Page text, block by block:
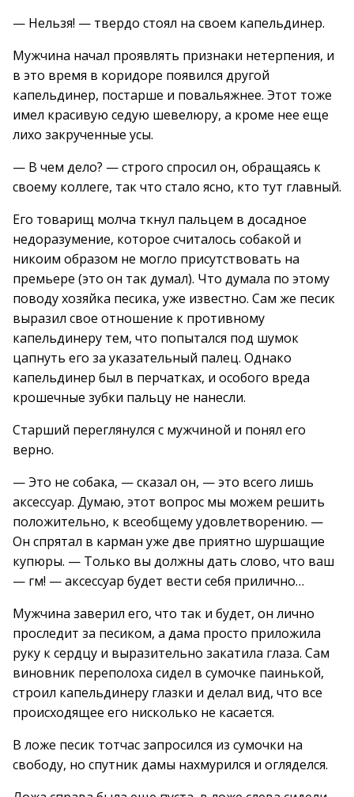
— Нельзя! — твердо стоял на своем капельдинер.
Мужчина начал проявлять признаки нетерпения, и
в это время в коридоре появился другой
капельдинер, постарше и повальяжнее. Этот тоже
имел красивую седую шевелюру, а кроме нее еще
лихо закрученные усы.
— В чем дело? — строго спросил он, обращаясь к
своему коллеге, так что стало ясно, кто тут главный.
Его товарищ молча ткнул пальцем в досадное
недоразумение, которое считалось собакой и
никоим образом не могло присутствовать на
премьере (это он так думал). Что думала по этому
поводу хозяйка песика, уже известно. Сам же песик
выразил свое отношение к противному
капельдинеру тем, что попытался под шумок
цапнуть его за указательный палец. Однако
капельдинер был в перчатках, и особого вреда
крошечные зубки пальцу не нанесли.
Старший переглянулся с мужчиной и понял его
верно.
— Это не собака, — сказал он, — это всего лишь
аксессуар. Думаю, этот вопрос мы можем решить
положительно, к всеобщему удовлетворению. —
Он спрятал в карман уже две приятно шуршащие
купюры. — Только вы должны дать слово, что ваш
— гм! — аксессуар будет вести себя прилично…
Мужчина заверил его, что так и будет, он лично
проследит за песиком, а дама просто приложила
руку к сердцу и выразительно закатила глаза. Сам
виновник переполоха сидел в сумочке паинькой,
строил капельдинеру глазки и делал вид, что все
происходящее его нисколько не касается.
В ложе песик тотчас запросился из сумочки на
свободу, но спутник дамы нахмурился и огляделся.